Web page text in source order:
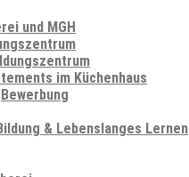
und MGH
im Küchenhaus
Bewerbung
& Lebenslanges Lernen